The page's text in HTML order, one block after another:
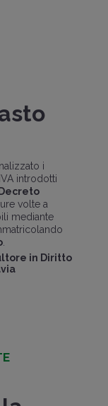
i
introdotti
Decreto
volte a
mediante
.
in Diritto